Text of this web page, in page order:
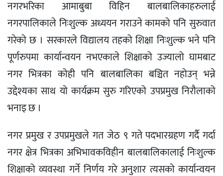
नगरभरिका आमाबुबा विहिन बालबालिकाहरुलाई
नगरपालिकाले निःशुल्क अध्ययन गराउने कामको पनि सुरुवात
गरेको छ । सरकारले विद्यालय तहको शिक्षा निःशुल्क भने पनि
पूर्णरुपमा कार्यान्वयन नभएकाले शिक्षाको उज्यालो घामबाट
नगर भित्रका कोही पनि बालबालिका बञ्चित नहोउन् भन्ने
उद्देश्यका साथ यो कार्यक्रम सुरु गरिएको उपप्रमुख निरौलाको
भनाइ छ ।
नगर प्रमुख र उपप्रमुखले गत जेठ ९ गते पदभारग्रहण गर्दै गर्दा
नगर क्षेत्र भित्रका अभिभावकविहीन बालबालिकालाई निःशुल्क
शिक्षाको व्यवस्था गर्ने निर्णय गरे अनुशार त्यसको कार्यान्वयन